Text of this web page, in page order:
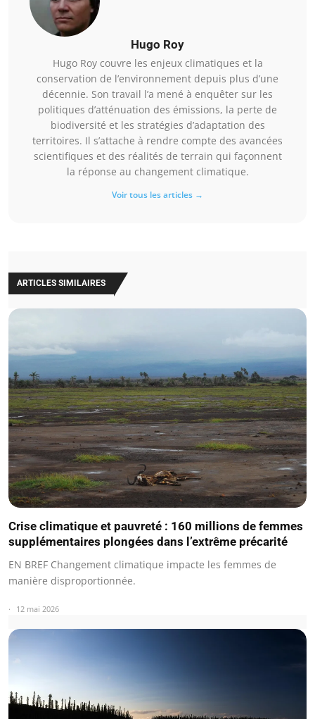
Hugo Roy
Hugo Roy couvre les enjeux climatiques et la
conservation de l’environnement depuis plus d’une
décennie. Son travail l’a mené à enquêter sur les
politiques d’atténuation des émissions, la perte de
biodiversité et les stratégies d’adaptation des
territoires. Il s’attache à rendre compte des avancées
scientifiques et des réalités de terrain qui façonnent
la réponse au changement climatique.
Voir tous les articles →
ARTICLES SIMILAIRES
Crise climatique et pauvreté : 160 millions de femmes
supplémentaires plongées dans l’extrême précarité
EN BREF Changement climatique impacte les femmes de
manière disproportionnée.
12 mai 2026